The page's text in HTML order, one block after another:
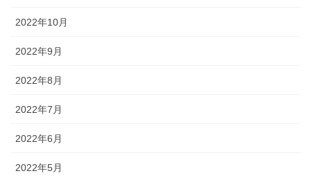
2022年10月
2022年9月
2022年8月
2022年7月
2022年6月
2022年5月